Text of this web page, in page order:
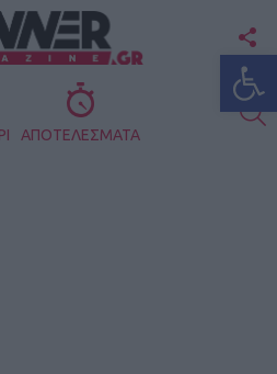
ΑΠΟΤΕΛΕΣΜΑΤΑ